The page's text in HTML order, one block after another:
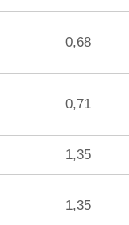
0,68
0,71
1,35
1,35